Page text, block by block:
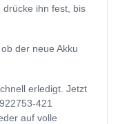
drücke ihn fest, bis
der neue Akku
erledigt. Jetzt
421
auf volle